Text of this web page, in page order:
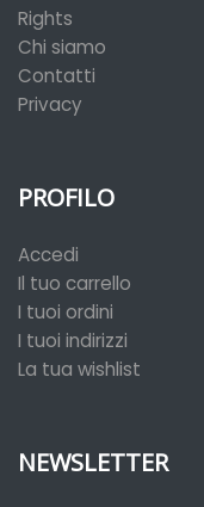
Rights
Chi siamo
Contatti
Privacy
PROFILO
Accedi
Il tuo carrello
I tuoi ordini
I tuoi indirizzi
La tua wishlist
NEWSLETTER